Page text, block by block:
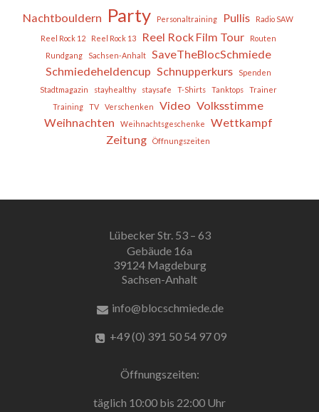
Nachtbouldern Party Personaltraining Pullis Radio SAW
Reel Rock 12 Reel Rock 13 Reel Rock Film Tour
Routen
Rundgang
Sachsen-Anhalt
SaveTheBlocSchmiede
Schmiedeheldencup Schnupperkurs
Spenden
Stadtmagazin
stayhealthy staysafe T-Shirts Tanktops
Trainer
Training
TV Verschenken Video Volksstimme
Weihnachten
Weihnachtsgeschenke
Wettkampf
Zeitung
Öffnungszeiten
Lübecker Str. 53 – 63
Gebäude 16a
39124 Magdeburg
Sachsen-Anhalt
info@blocschmiede.de
+49 (0) 391 50 54 97 09
Öffnungszeiten:
täglich 10:00 bis 22:00 Uhr